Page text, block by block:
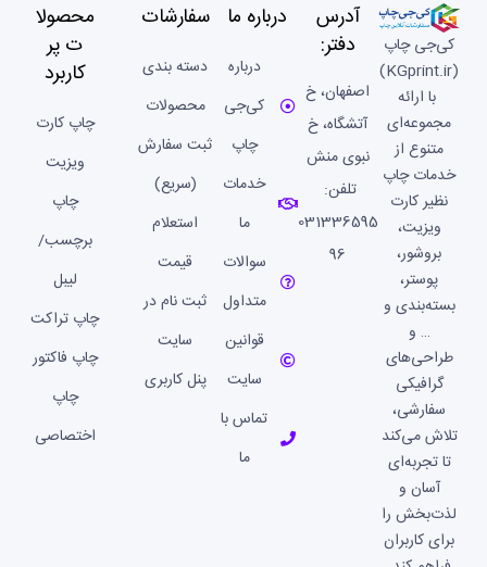
کی‌جی چاپ
(KGprint.ir)
با ارائه
مجموعه‌ای
متنوع از
خدمات چاپ
نظیر کارت
ویزیت،
بروشور،
پوستر،
بسته‌بندی و
… و
طراحی‌های
گرافیکی
سفارشی،
تلاش می‌کند
تا تجربه‌ای
آسان و
لذت‌بخش را
برای کاربران
آدرس
دفتر:
اصفهان، خ
آتشگاه، خ
نبوی منش
تلفن:
031336595
96
درباره ما
درباره
کی‌جی
چاپ
خدمات
ما
سوالات
متداول
قوانین
سایت
تماس با
ما
سفارشات
دسته بندی
محصولات
ثبت سفارش
(سریع)
استعلام
قیمت
ثبت نام در
سایت
پنل کاربری
محصولا
ت پر
کاربرد
چاپ کارت
ویزیت
چاپ
برچسب/
لیبل
چاپ تراکت
چاپ فاکتور
چاپ
اختصاصی